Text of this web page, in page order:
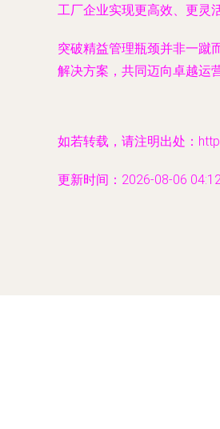
工厂企业实现更高效、更灵
突破精益管理瓶颈并非一蹴
解决方案，共同迈向卓越运
如若转载，请注明出处：
更新时间：2026-08-06